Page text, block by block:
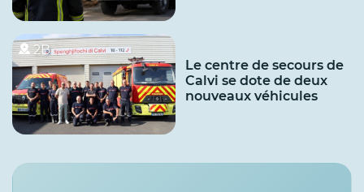
2B
Le centre de secours de
Calvi se dote de deux
nouveaux véhicules
Services